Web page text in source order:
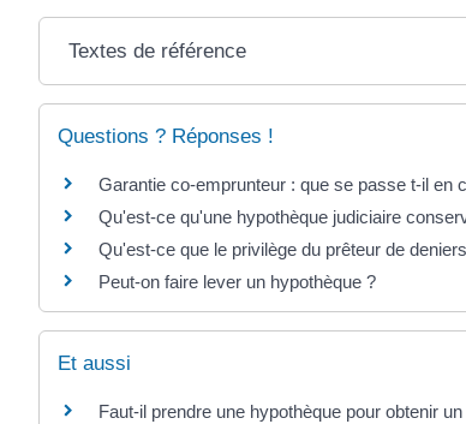
Textes de référence
Questions ? Réponses !
Garantie co-emprunteur : que se passe t-il en
Qu'est-ce qu'une hypothèque judiciaire
Qu'est-ce que le privilège du prêteur de
Peut-on faire lever un hypothèque ?
Et aussi
Faut-il prendre une hypothèque pour obtenir